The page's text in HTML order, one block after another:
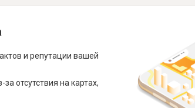
и репутации вашей
отсутствия на картах,